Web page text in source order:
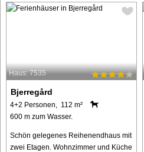
Haus: 7535
Bjerregård
4+2 Personen, 112 m²
600 m zum Wasser.
Schön gelegenes Reihenendhaus mit
zwei Etagen. Wohnzimmer und Küche